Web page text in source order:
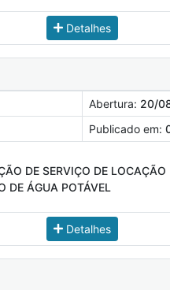
Detalhes
Abertura: 20/
Publicado em:
DE SERVIÇO DE
DE ÁGUA POTÁVEL
Detalhes